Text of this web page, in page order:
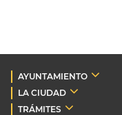
AYUNTAMIENTO
LA CIUDAD
TRÁMITES